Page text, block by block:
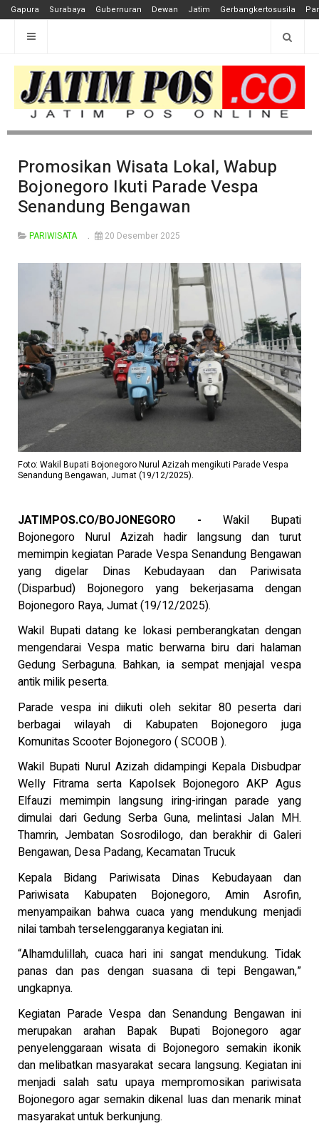
Gapura Surabaya Gubernuran Dewan Jatim Gerbangkertosusila
Promosikan Wisata Lokal, Wabup
Bojonegoro Ikuti Parade Vespa
Senandung Bengawan
PARIWISATA 20 Desember 2025
Foto: Wakil Bupati Bojonegoro Nurul Azizah mengikuti Parade Vespa
Senandung Bengawan, Jumat (19/12/2025).
JATIMPOS.CO/BOJONEGORO - Wakil Bupati
Bojonegoro Nurul Azizah hadir langsung dan turut
memimpin kegiatan Parade Vespa Senandung Bengawan
yang digelar Dinas Kebudayaan dan Pariwisata
(Disparbud) Bojonegoro yang bekerjasama dengan
Bojonegoro Raya, Jumat (19/12/2025).
Wakil Bupati datang ke lokasi pemberangkatan dengan
mengendarai Vespa matic berwarna biru dari halaman
Gedung Serbaguna. Bahkan, ia sempat menjajal vespa
antik milik peserta.
Parade vespa ini diikuti oleh sekitar 80 peserta dari
berbagai wilayah di Kabupaten Bojonegoro juga
Komunitas Scooter Bojonegoro ( SCOOB ).
Wakil Bupati Nurul Azizah didampingi Kepala Disbudpar
Welly Fitrama serta Kapolsek Bojonegoro AKP Agus
Elfauzi memimpin langsung iring-iringan parade yang
dimulai dari Gedung Serba Guna, melintasi Jalan MH.
Thamrin, Jembatan Sosrodilogo, dan berakhir di Galeri
Bengawan, Desa Padang, Kecamatan Trucuk
Kepala Bidang Pariwisata Dinas Kebudayaan dan
Pariwisata Kabupaten Bojonegoro, Amin Asrofin,
menyampaikan bahwa cuaca yang mendukung menjadi
nilai tambah terselenggaranya kegiatan ini.
“Alhamdulillah, cuaca hari ini sangat mendukung. Tidak
panas dan pas dengan suasana di tepi Bengawan,”
ungkapnya.
Kegiatan Parade Vespa dan Senandung Bengawan ini
merupakan arahan Bapak Bupati Bojonegoro agar
penyelenggaraan wisata di Bojonegoro semakin ikonik
dan melibatkan masyarakat secara langsung. Kegiatan ini
menjadi salah satu upaya mempromosikan pariwisata
Bojonegoro agar semakin dikenal luas dan menarik minat
masyarakat untuk berkunjung.